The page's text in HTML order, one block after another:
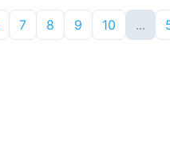
7 8 9 10 ...